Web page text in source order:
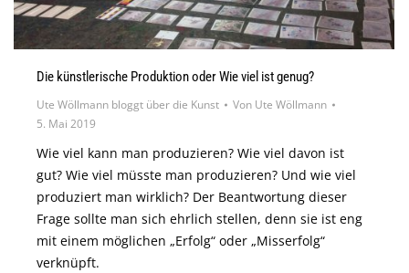
Die künstlerische Produktion oder Wie viel ist genug?
Ute Wöllmann bloggt über die Kunst Von Ute Wöllmann
5. Mai 2019
Wie viel kann man produzieren? Wie viel davon ist
gut? Wie viel müsste man produzieren? Und wie viel
produziert man wirklich? Der Beantwortung dieser
Frage sollte man sich ehrlich stellen, denn sie ist eng
mit einem möglichen „Erfolg“ oder „Misserfolg“
verknüpft.